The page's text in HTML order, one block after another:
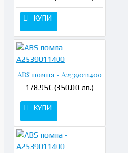
КУПИ
ABS помпа - A2539011400
178.95€ (350.00 лв.)
КУПИ